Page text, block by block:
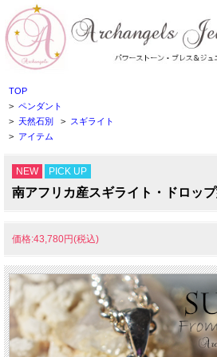
TOP
> ペンダント
> 天然石別 > スギライト
> アイテム
NEW PICK UP
南アフリカ産スギライト・ドロッ
価格:43,780円(税込)